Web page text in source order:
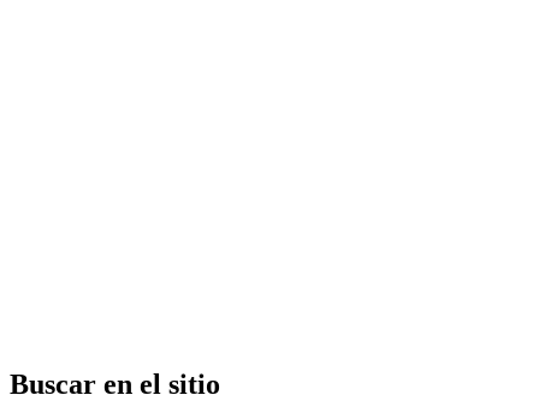
Buscar en el sitio